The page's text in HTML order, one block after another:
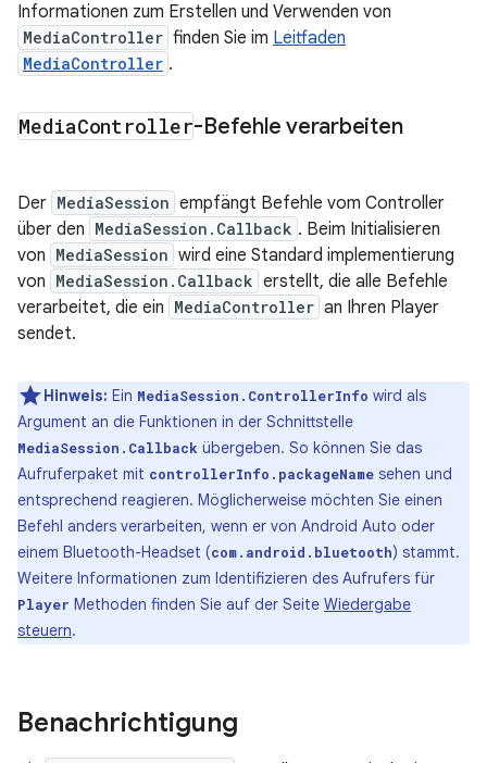
Informationen zum Erstellen und Verwenden von
MediaController finden Sie im Leitfaden
MediaController .
MediaController-Befehle verarbeiten
Der MediaSession empfängt Befehle vom Controller
über den MediaSession.Callback . Beim Initialisieren
von MediaSession wird eine Standard implementierung
von MediaSession.Callback erstellt, die alle Befehle
verarbeitet, die ein MediaController an Ihren Player
sendet.
Hinweis: Ein MediaSession.ControllerInfo wird als
Argument an die Funktionen in der Schnittstelle
MediaSession.Callback übergeben. So können Sie das
Aufruferpaket mit controllerInfo.packageName sehen und
entsprechend reagieren. Möglicherweise möchten Sie einen
Befehl anders verarbeiten, wenn er von Android Auto oder
einem Bluetooth-Headset (com.android.bluetooth) stammt.
Weitere Informationen zum Identifizieren des Aufrufers für
Player Methoden finden Sie auf der Seite Wiedergabe
steuern.
Benachrichtigung